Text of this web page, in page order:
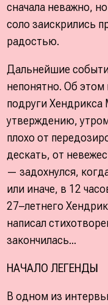
сначала неважно,
соло заискрились
радостью.
Дальнейшие
непонятно. Об этом
подруги
утверждению,
плохо от
дескать, от
— задохнулся,
или иначе, в 12
27–летнего
написал
закончилась...
НАЧАЛО ЛЕГЕНДЫ
В одном из